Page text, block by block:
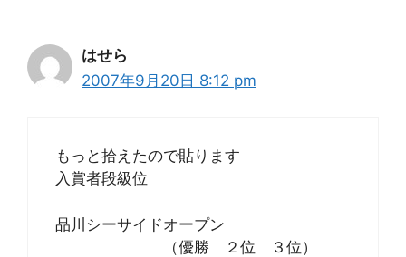
はせら
2007年9月20日 8:12 pm
もっと拾えたので貼ります
入賞者段級位
品川シーサイドオープン
（優勝 ２位 ３位）